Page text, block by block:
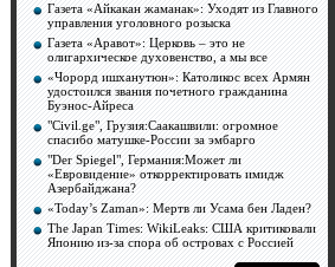
Газета «Айкакан жаманак»: Уходят из Главного
управления уголовного розыска
Газета «Аравот»: Церковь – это не
олигархическое духовенство, а мы все
«Чорорд ишханутюн»: Католикос всех Армян
удостоился звания почетного гражданина
Буэнос-Айреса
"Civil.ge", Грузия:Саакашвили: огромное
спасибо матушке-России за эмбарго
"Der Spiegel", Германия:Может ли
«Евровидение» откорректировать имидж
Азербайджана?
«Today’s Zaman»: Мертв ли Усама бен Ладен?
The Japan Times: WikiLeaks: США критиковали
Японию из-за спора об островах с Россией